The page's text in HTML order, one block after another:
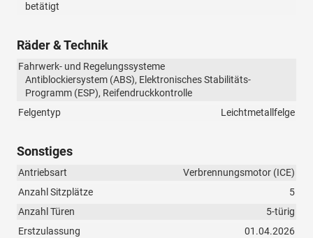
betätigt
Räder & Technik
Fahrwerk- und Regelungssysteme
Antiblockiersystem (ABS), Elektronisches Stabilitäts-
Programm (ESP), Reifendruckkontrolle
Felgentyp
Leichtmetallfelge
Sonstiges
Antriebsart
Verbrennungsmotor (ICE)
Anzahl Sitzplätze
5
Anzahl Türen
5-türig
Erstzulassung
01.04.2026